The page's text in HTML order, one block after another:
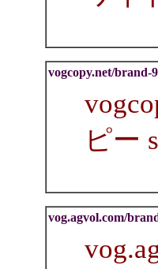
vogcopy.net/
ピー
vog.agvol.com/